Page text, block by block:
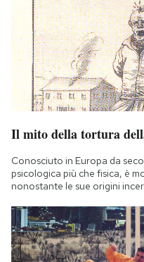
Il mito della tortura
Conosciuto in Europa da
psicologica più che fisica, è
nonostante le sue origini